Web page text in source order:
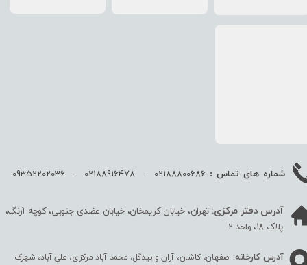
شماره های تماس :
آدرس دفتر مرکزی: تهران، خیابان کریمخان، خیابان عضدی جنوبی، کوچه آرنگ،
پلاک 18، واحد 2
آدرس کارخانه: اصفهان، کاشان، آران و بیدگل، محمد آباد مرکزی، علی آباد، شهرک